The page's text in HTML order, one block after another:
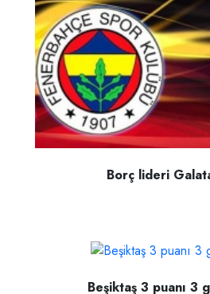
Borç lideri
Beşiktaş 3 puanı 3